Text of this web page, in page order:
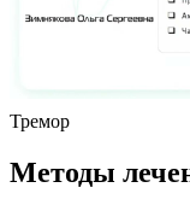
Тремор
Методы